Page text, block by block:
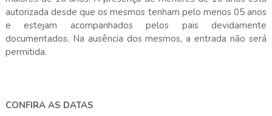
autorizada desde que os mesmos tenham pelo menos 05 anos
e estejam acompanhados pelos pais devidamente
documentados. Na ausência dos mesmos, a entrada não será
permitida.
CONFIRA AS DATAS